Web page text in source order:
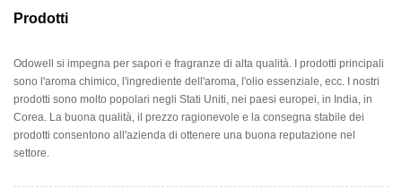
Prodotti
Odowell si impegna per sapori e fragranze di alta qualità. I prodotti principali
sono l'aroma chimico, l'ingrediente dell'aroma, l'olio essenziale, ecc. I nostri
prodotti sono molto popolari negli Stati Uniti, nei paesi europei, in India, in
Corea. La buona qualità, il prezzo ragionevole e la consegna stabile dei
prodotti consentono all'azienda di ottenere una buona reputazione nel
settore.